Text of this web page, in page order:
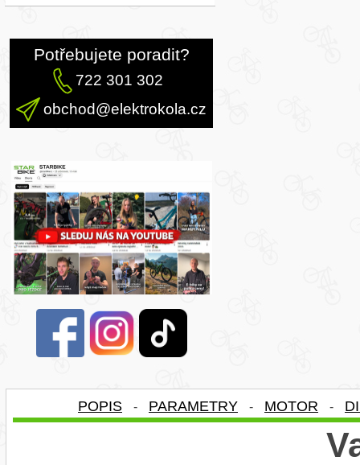
Potřebujete poradit?
722 301 302
obchod@elektrokola.cz
POPIS - PARAMETRY - MOTOR -